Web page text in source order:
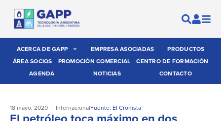
ACERCA DE GAPP EMPRESA ASOCIADAS
PRODUCTOS
ÁREA SOCIOS
PROMOCIÓN COMERCIAL
CENTRO DE FORMACIÓN
AGENDA
NOTICIAS CONTACTO
18 mayo, 2020 InternacionalFuente: El Cronista